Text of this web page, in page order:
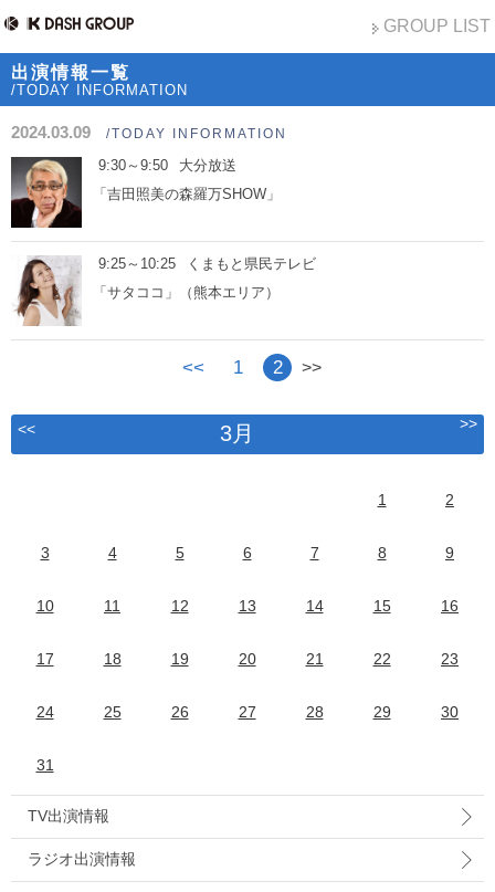
GROUP LIST
出演情報一覧
/TODAY INFORMATION
2024.03.09 /TODAY INFORMATION
9:30～9:50
大分放送
「吉田照美の森羅万SHOW」
9:25～10:25
くまもと県民テレビ
「サタココ」（熊本エリア）
<< 1 2 >>
<< 3月 >>
1 2
3 4 5 6 7 8 9
10 11 12 13 14 15 16
17 18 19 20 21 22 23
24 25 26 27 28 29 30
31
TV出演情報
ラジオ出演情報